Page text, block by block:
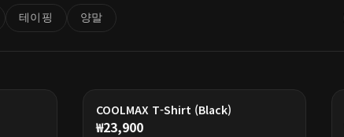
테이핑 양말
COOLMAX T-Shirt (Black)
₩23,900